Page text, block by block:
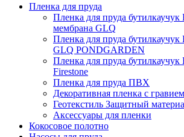
Пленка для пруда
Пленка для пруда
мембрана GLQ
Пленка для пруда
GLQ PONDGARDEN
Пленка для пруда
Firestone
Пленка для пруда ПВХ
Декоративная пленка с гравием
Геотекстиль Защитный
Аксессуары для пленки
Кокосовое полотно